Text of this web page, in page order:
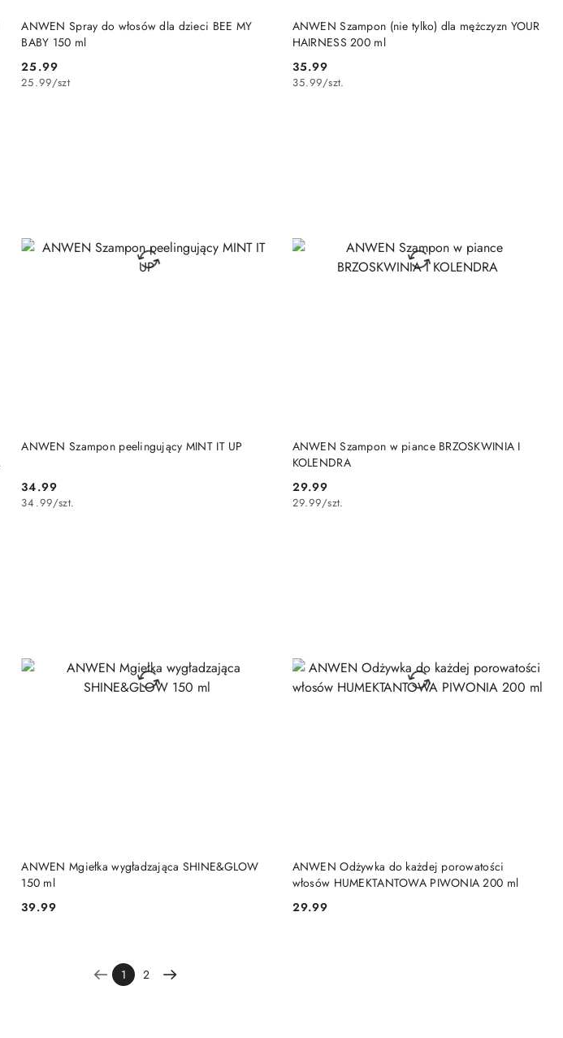
ANWEN Spray do włosów dla dzieci BEE MY
BABY 150 ml
Cena:
25.99
25.99/szt
DO KOSZYKA
ANWEN Szampon (nie tylko) dla mężczyzn YOUR
HAIRNESS 200 ml
Cena:
35.99
35.99/szt.
DO KOSZYKA
ANWEN Szampon peelingujący MINT IT UP
Cena:
34.99
34.99/szt.
DO KOSZYKA
ANWEN Szampon w piance BRZOSKWINIA I
KOLENDRA
Cena:
29.99
29.99/szt.
DO KOSZYKA
ANWEN Mgiełka wygładzająca SHINE&GLOW
150 ml
Cena:
39.99
PRODUKT NIEDOSTĘPNY
ANWEN Odżywka do każdej porowatości
włosów HUMEKTANTOWA PIWONIA 200 ml
Cena:
29.99
PRODUKT NIEDOSTĘPNY
1 2